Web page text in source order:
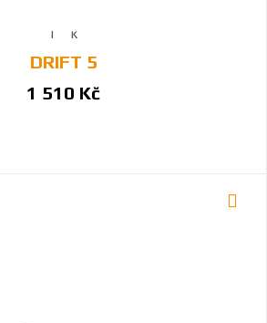
DRIFT 5
1 510 Kč